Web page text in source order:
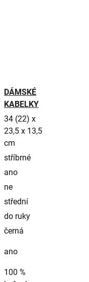
DÁMSKÉ
KABELKY
34 (22) x
23,5 x 13,5
cm
stříbrné
ano
ne
střední
do ruky
černá
ano
100 %